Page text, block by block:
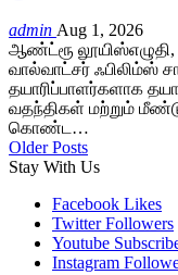
admin Aug 1, 2026
ஆண்ட்ரூ
வால்வாட்சர் ஃபிலிம்ஸ்
தயாரிப்பாளர்களாக
வதந்திகள் மற்றும்
கொண்ட…
Older Posts
Stay With Us
Facebook Likes
Twitter Followers
Youtube
Instagram